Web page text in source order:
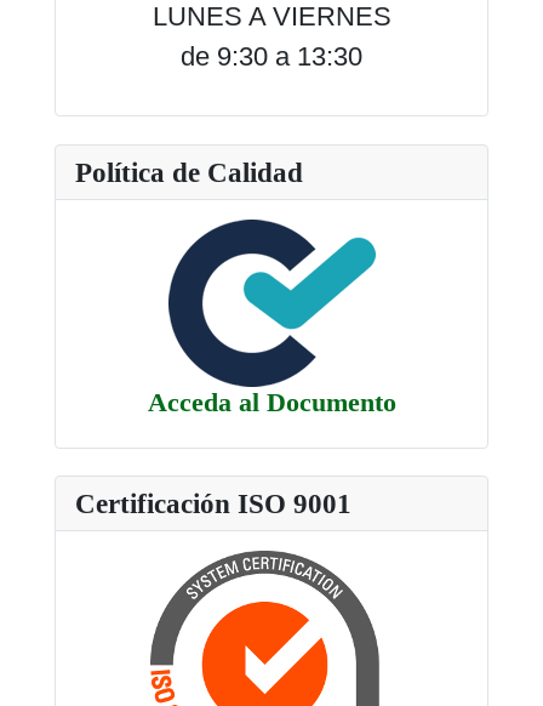
LUNES A VIERNES
de 9:30 a 13:30
Política de Calidad
Acceda al Documento
Certificación ISO 9001